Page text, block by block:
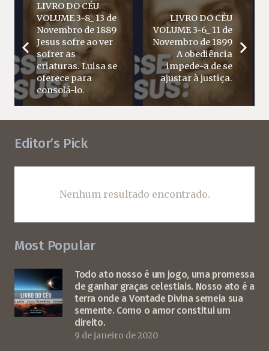
LIVRO DO CÉU
VOLUME 3-8_ 13 de
Novembro de 1889
Jesus sofre ao ver
sofrer as
criaturas. Luisa se
oferece para
consolá-lo.
LIVRO DO CÉU
VOLUME 3-6_ 11 de
Novembro de 1899
A obediência
impede-a de se
ajustar à justiça.
Editor’s Pick
Nenhum resultado encontrado.
Most Popular
Todo ato nosso é um jogo, uma promessa
de ganhar graças celestiais. Nosso ato é a
terra onde a Vontade Divina semeia sua
semente. Como o amor constitui um
direito.
9 de janeiro de 2020